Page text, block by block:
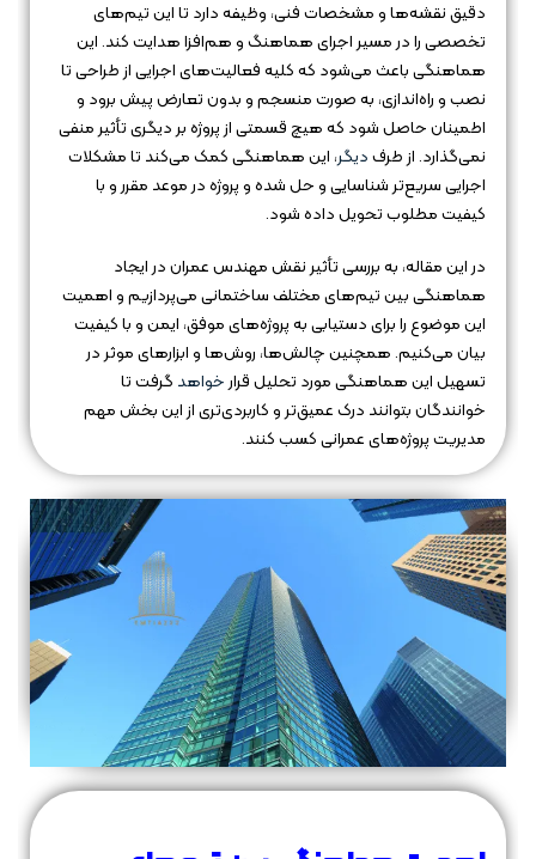
دقیق نقشه‌ها و مشخصات فنی، وظیفه دارد تا این تیم‌های
تخصصی را در مسیر اجرای هماهنگ و هم‌افزا هدایت کند. این
هماهنگی باعث می‌شود که کلیه فعالیت‌های اجرایی از طراحی تا
نصب و راه‌اندازی، به صورت منسجم و بدون تعارض پیش برود و
اطمینان حاصل شود که هیچ قسمتی از پروژه بر دیگری تأثیر منفی
نمی‌گذارد. از طرفدیگر، این هماهنگی کمک می‌کند تا مشکلات
اجرایی سریع‌تر شناسایی و حل شده و پروژه در موعد مقرر و با
کیفیت مطلوب تحویل داده شود.
در این مقاله، به بررسی تأثیر نقش مهندس عمران در ایجاد
هماهنگی بین تیم‌های مختلف ساختمانی می‌پردازیم و اهمیت
این موضوع را برای دستیابی به پروژه‌های موفق، ایمن و با کیفیت
بیان می‌کنیم. همچنین چالش‌ها، روش‌ها و ابزارهای موثر در
تسهیل این هماهنگی مورد تحلیل قرارخواهد گرفت تا
خوانندگان بتوانند درک عمیق‌تر و کاربردی‌تری از این بخش مهم
مدیریت پروژه‌های عمرانی کسب کنند.